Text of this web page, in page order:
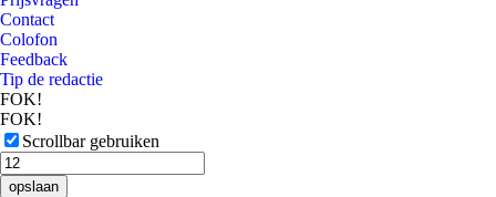
Contact
Colofon
Feedback
Tip de redactie
FOK!
FOK!
Scrollbar gebruiken
opslaan